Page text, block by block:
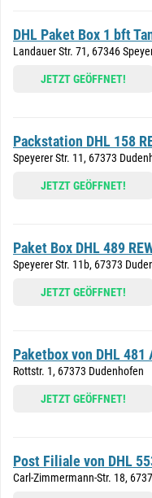
DHL Paket Box 1 bft
Landauer Str. 71, 67346
JETZT GEÖFFNET!
Packstation DHL 158
Speyerer Str. 11, 67373
JETZT GEÖFFNET!
Paket Box DHL 489
Speyerer Str. 11b, 67373
JETZT GEÖFFNET!
Paketbox von DHL
Rottstr. 1, 67373 Dudenhofen
JETZT GEÖFFNET!
Post Filiale von DHL
Carl-Zimmermann-Str. 18,